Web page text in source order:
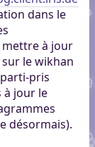
dans le
mettre à jour
le wikhan
pris
à jour le
désormais).